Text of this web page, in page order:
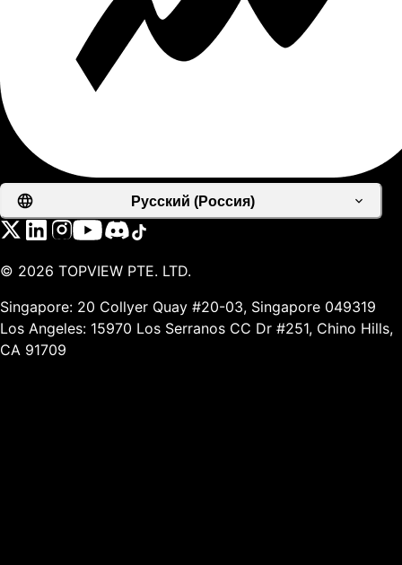
Русский (Россия)
© 2026 TOPVIEW PTE. LTD.
Singapore: 20 Collyer Quay #20-03, Singapore 049319
Los Angeles: 15970 Los Serranos CC Dr #251, Chino Hills,
CA 91709